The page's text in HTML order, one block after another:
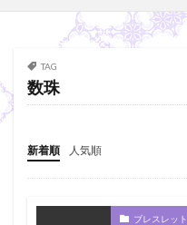
TAG
数珠
新着順 人気順
ブレスレット